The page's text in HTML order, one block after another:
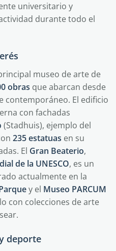
universitario y
durante todo el
museo de arte de
obras que abarcan desde
contemporáneo. El edificio
con fachadas
(Stadhuis), ejemplo del
235 estatuas en su
El Gran Beaterio,
de la UNESCO, es un
actualmente en la
y el Museo PARCUM
con colecciones de arte
deporte